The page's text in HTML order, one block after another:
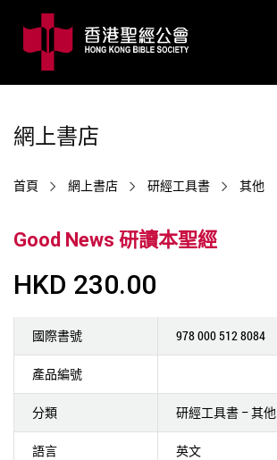
網上書店
首頁 網上書店 研經工具書 其他
Good News 研讀本聖經
HKD 230.00
國際書號 978 000 512 8084
產品編號
分類 研經工具書 – 其他
語言 英文